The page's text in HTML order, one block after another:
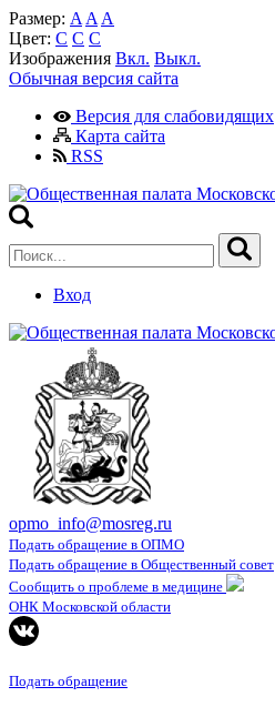
Размер: A A A
Цвет: C C C
Изображения Вкл. Выкл.
Обычная версия сайта
Версия для слабовидящих
Карта сайта
RSS
Вход
opmo_info@mosreg.ru
Подать обращение в ОПМО
Подать обращение в Общественный совет
Сообщить о проблеме в медицине
ОНК Московской области
Подать обращение